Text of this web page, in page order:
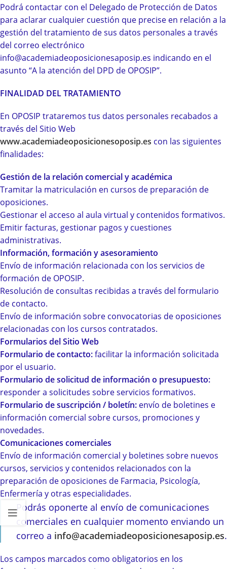
Podrá contactar con el Delegado de Protección de Datos
para aclarar cualquier cuestión que precise en relación a la
gestión del tratamiento de sus datos personales a través
del correo electrónico
info@academiadeoposicionesaposip.es indicando en el
asunto “A la atención del DPD de OPOSIP”.
FINALIDAD DEL TRATAMIENTO
En OPOSIP trataremos tus datos personales recabados a
través del Sitio Web
www.academiadeoposicionesoposip.es con las siguientes
finalidades:
Gestión de la relación comercial y académica
Tramitar la matriculación en cursos de preparación de
oposiciones.
Gestionar el acceso al aula virtual y contenidos formativos.
Emitir facturas, gestionar pagos y cuestiones
administrativas.
Información, formación y asesoramiento
Envío de información relacionada con los servicios de
formación de OPOSIP.
Resolución de consultas recibidas a través del formulario
de contacto.
Envío de información sobre convocatorias de oposiciones
relacionadas con los cursos contratados.
Formularios del Sitio Web
Formulario de contacto:facilitar la información solicitada
por el usuario.
Formulario de solicitud de información o presupuesto:
responder a solicitudes sobre servicios formativos.
Formulario de suscripción / boletín: envío de boletines e
información comercial sobre cursos, promociones y
novedades.
Comunicaciones comerciales
Envío de información comercial y boletines sobre nuevos
cursos, servicios y contenidos relacionados con la
preparación de oposiciones de Farmacia, Psicología,
Enfermería y otras especialidades.
Podrás oponerte al envío de comunicaciones
comerciales en cualquier momento enviando un
correo a info@academiadeoposicionesaposip.es.
Los campos marcados como obligatorios en los